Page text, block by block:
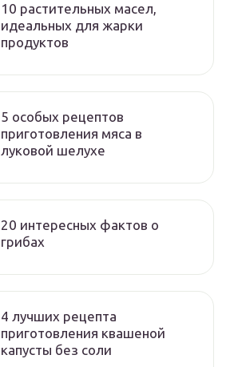
10 растительных масел,
идеальных для жарки
продуктов
5 особых рецептов
приготовления мяса в
луковой шелухе
20 интересных фактов о
грибах
4 лучших рецепта
приготовления квашеной
капусты без соли